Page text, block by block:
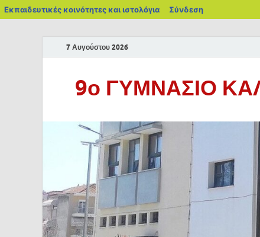
Εκπαιδευτικές κοινότητες και ιστολόγια Σύνδεση
7 Αυγούστου 2026
9ο ΓΥΜΝΑΣΙΟ